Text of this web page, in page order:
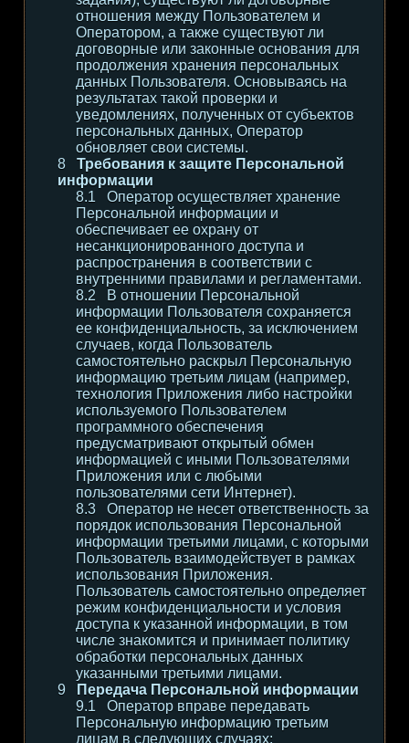
отношения между Пользователем и
Оператором, а также существуют ли
договорные или законные основания для
продолжения хранения персональных
данных Пользователя. Основываясь на
результатах такой проверки и
уведомлениях, полученных от субъектов
персональных данных, Оператор
обновляет свои системы.
Требования к защите Персональной
информации
Оператор осуществляет хранение
Персональной информации и
обеспечивает ее охрану от
несанкционированного доступа и
распространения в соответствии с
внутренними правилами и регламентами.
В отношении Персональной
информации Пользователя сохраняется
ее конфиденциальность, за исключением
случаев, когда Пользователь
самостоятельно раскрыл Персональную
информацию третьим лицам (например,
технология Приложения либо настройки
используемого Пользователем
программного обеспечения
предусматривают открытый обмен
информацией с иными Пользователями
Приложения или с любыми
пользователями сети Интернет).
Оператор не несет ответственность за
порядок использования Персональной
информации третьими лицами, с которыми
Пользователь взаимодействует в рамках
использования Приложения.
Пользователь самостоятельно определяет
режим конфиденциальности и условия
доступа к указанной информации, в том
числе знакомится и принимает политику
обработки персональных данных
указанными третьими лицами.
Передача Персональной информации
Оператор вправе передавать
Персональную информацию третьим
лицам в следующих случаях: